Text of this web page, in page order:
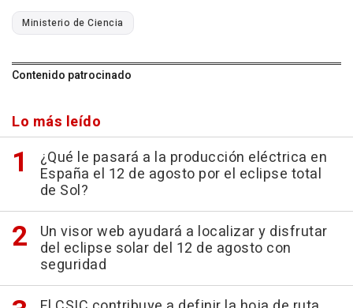
Ministerio de Ciencia
Contenido patrocinado
Lo más leído
¿Qué le pasará a la producción eléctrica en
España el 12 de agosto por el eclipse total
de Sol?
Un visor web ayudará a localizar y disfrutar
del eclipse solar del 12 de agosto con
seguridad